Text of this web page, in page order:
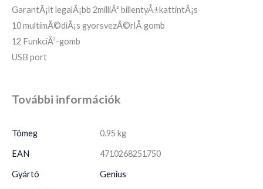
GarantÃ¡lt legalÃ¡bb 2milliÃ³ billentyÅ±kattintÃ¡s
10 multimÃ©diÃ¡s gyorsvezÃ©rlÅ gomb
12 FunkciÃ³-gomb
USB port
További információk
Tömeg 0.95 kg
EAN 4710268251750
Gyártó Genius